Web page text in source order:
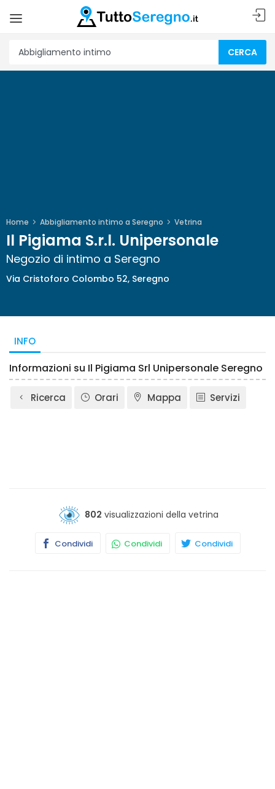
CERCA
Home Abbigliamento intimo a Seregno Vetrina
Il Pigiama S.r.l. Unipersonale
Negozio di intimo a Seregno
Via Cristoforo Colombo 52, Seregno
INFO
Informazioni su Il Pigiama Srl Unipersonale Seregno
Ricerca Orari Mappa Servizi
802 visualizzazioni della vetrina
Condividi Condividi Condividi